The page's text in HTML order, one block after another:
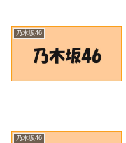
乃木坂46
乃木坂46